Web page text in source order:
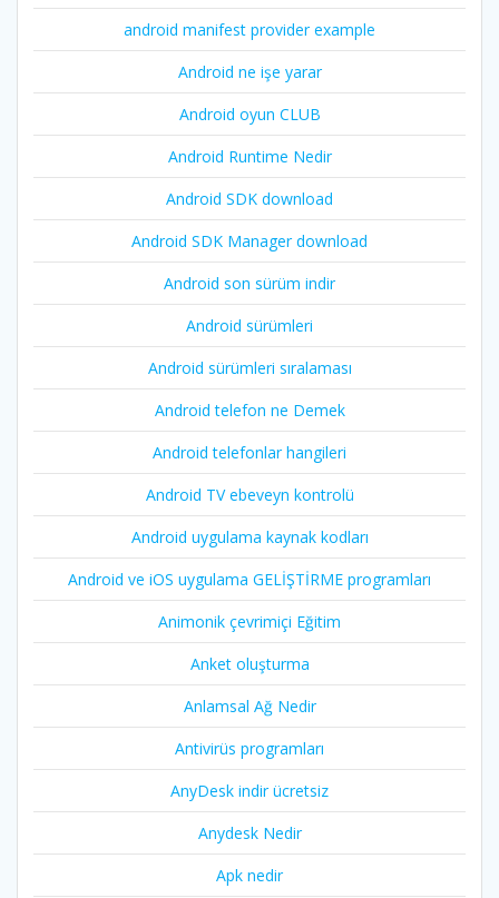
android manifest provider example
Android ne işe yarar
Android oyun CLUB
Android Runtime Nedir
Android SDK download
Android SDK Manager download
Android son sürüm indir
Android sürümleri
Android sürümleri sıralaması
Android telefon ne Demek
Android telefonlar hangileri
Android TV ebeveyn kontrolü
Android uygulama kaynak kodları
Android ve iOS uygulama GELİŞTİRME programları
Animonik çevrimiçi Eğitim
Anket oluşturma
Anlamsal Ağ Nedir
Antivirüs programları
AnyDesk indir ücretsiz
Anydesk Nedir
Apk nedir